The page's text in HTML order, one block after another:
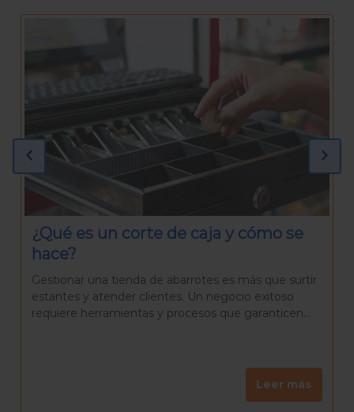
¿Qué necesitas para preparar una
Rosca de Reyes casera?
La Rosca de Reyes es mucho más que un pan
delicioso. Es una tradición que reúne a familiares y
amigos para celebrar el día de Reyes, una...
Leer más